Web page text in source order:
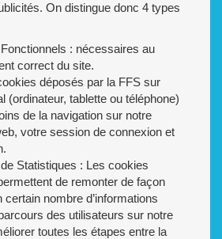
On distingue donc 4 types
: nécessaires au
correct du site.
déposés par la FFS sur
(ordinateur, tablette ou téléphone)
de la navigation sur notre
votre session de connexion et
Statistiques : Les cookies
de remonter de façon
certain nombre d’informations
des utilisateurs sur notre
toutes les étapes entre la